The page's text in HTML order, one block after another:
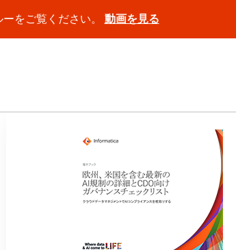
をご覧ください。 動画を見る